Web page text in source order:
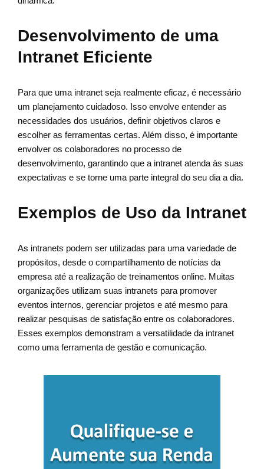
Desenvolvimento de uma
Intranet Eficiente
Para que uma intranet seja realmente eficaz, é necessário
um planejamento cuidadoso. Isso envolve entender as
necessidades dos usuários, definir objetivos claros e
escolher as ferramentas certas. Além disso, é importante
envolver os colaboradores no processo de
desenvolvimento, garantindo que a intranet atenda às suas
expectativas e se torne uma parte integral do seu dia a dia.
Exemplos de Uso da Intranet
As intranets podem ser utilizadas para uma variedade de
propósitos, desde o compartilhamento de notícias da
empresa até a realização de treinamentos online. Muitas
organizações utilizam suas intranets para promover
eventos internos, gerenciar projetos e até mesmo para
realizar pesquisas de satisfação entre os colaboradores.
Esses exemplos demonstram a versatilidade da intranet
como uma ferramenta de gestão e comunicação.